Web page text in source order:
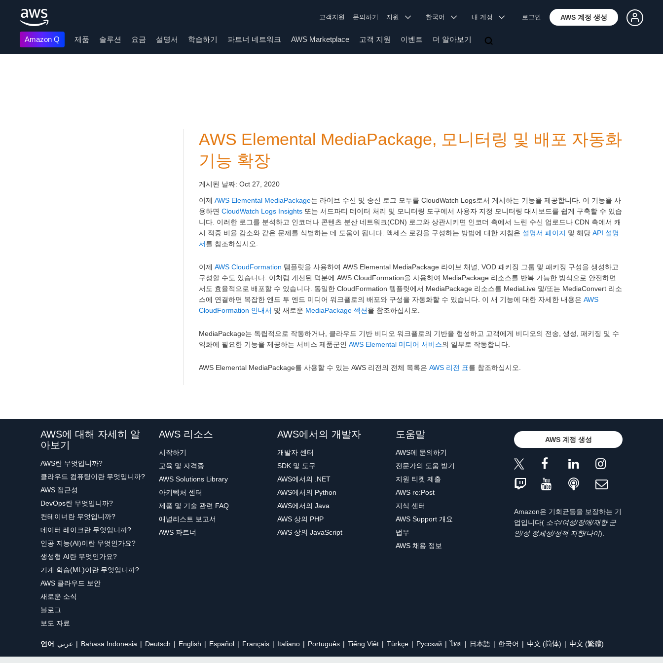
고객지원 문의하기 지원 한국어 내 계정 로그인 AWS 계정 생성
Amazon Q 제품 솔루션 요금 설명서 학습하기 파트너 네트워크 AWS Marketplace 고객 지원 이벤트 더 알아보기
AWS Elemental MediaPackage, 모니터링 및 배포 자동화
기능 확장
게시된 날짜: Oct 27, 2020
이제 AWS Elemental MediaPackage는 라이브 수신 및 송신 로그 모두를 CloudWatch Logs로서 게시하는 기능을 제공합니다. 이 기능을 사
용하면 CloudWatch Logs Insights 또는 서드파티 데이터 처리 및 모니터링 도구에서 사용자 지정 모니터링 대시보드를 쉽게 구축할 수 있습
니다. 이러한 로그를 분석하고 인코더나 콘텐츠 분산 네트워크(CDN) 로그와 상관시키면 인코더 측에서 느린 수신 업로드나 CDN 측에서 캐
시 적중 비율 감소와 같은 문제를 식별하는 데 도움이 됩니다. 액세스 로깅을 구성하는 방법에 대한 지침은 설명서 페이지 및 해당 API 설명
서를 참조하십시오.
이제 AWS CloudFormation 템플릿을 사용하여 AWS Elemental MediaPackage 라이브 채널, VOD 패키징 그룹 및 패키징 구성을 생성하고
구성할 수도 있습니다. 이처럼 개선된 덕분에 AWS CloudFormation을 사용하여 MediaPackage 리소스를 반복 가능한 방식으로 안전하면
서도 효율적으로 배포할 수 있습니다. 동일한 CloudFormation 템플릿에서 MediaPackage 리소스를 MediaLive 및/또는 MediaConvert 리소
스에 연결하면 복잡한 엔드 투 엔드 미디어 워크플로의 배포와 구성을 자동화할 수 있습니다. 이 새 기능에 대한 자세한 내용은 AWS
CloudFormation 안내서 및 새로운 MediaPackage 섹션을 참조하십시오.
MediaPackage는 독립적으로 작동하거나, 클라우드 기반 비디오 워크플로의 기반을 형성하고 고객에게 비디오의 전송, 생성, 패키징 및 수
익화에 필요한 기능을 제공하는 서비스 제품군인 AWS Elemental 미디어 서비스의 일부로 작동합니다.
AWS Elemental MediaPackage를 사용할 수 있는 AWS 리전의 전체 목록은 AWS 리전 표를 참조하십시오.
AWS에 대해 자세히 알
아보기
AWS란 무엇입니까?
클라우드 컴퓨팅이란 무엇입니까?
AWS 접근성
DevOps란 무엇입니까?
컨테이너란 무엇입니까?
데이터 레이크란 무엇입니까?
인공 지능(AI)이란 무엇인가요?
생성형 AI란 무엇인가요?
기계 학습(ML)이란 무엇입니까?
AWS 클라우드 보안
새로운 소식
블로그
보도 자료
AWS 리소스
시작하기
교육 및 자격증
AWS Solutions Library
아키텍처 센터
제품 및 기술 관련 FAQ
애널리스트 보고서
AWS 파트너
AWS에서의 개발자
개발자 센터
SDK 및 도구
AWS에서의 .NET
AWS에서의 Python
AWS에서의 Java
AWS 상의 PHP
AWS 상의 JavaScript
도움말
AWS에 문의하기
전문가의 도움 받기
지원 티켓 제출
AWS re:Post
지식 센터
AWS Support 개요
법무
AWS 채용 정보
AWS 계정 생성
Amazon은 기회균등을 보장하는 기
업입니다( 소수/여성/장애/재향 군
인/성 정체성/성적 지향/나이).
언어 عربي Bahasa Indonesia Deutsch English Español Français Italiano Português Tiếng Việt Türkçe Ρусский ไทย 日本語 한국어 中文 (简体) 中文 (繁體)